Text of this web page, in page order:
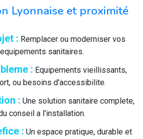
Lyonnaise et proximité
: Remplacer ou moderniser vos
equipements sanitaires.
: Equipements vieillissants,
ou besoins d'accessibilite.
: Une solution sanitaire complete,
conseil a l'installation.
: Un espace pratique, durable et